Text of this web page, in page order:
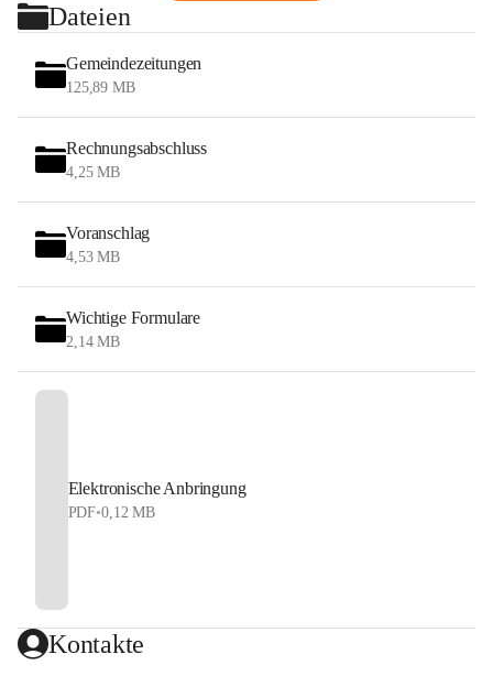
Dateien
Gemeindezeitungen
125,89 MB
Rechnungsabschluss
4,25 MB
Voranschlag
4,53 MB
Wichtige Formulare
2,14 MB
Elektronische Anbringung
PDF•0,12 MB
Kontakte